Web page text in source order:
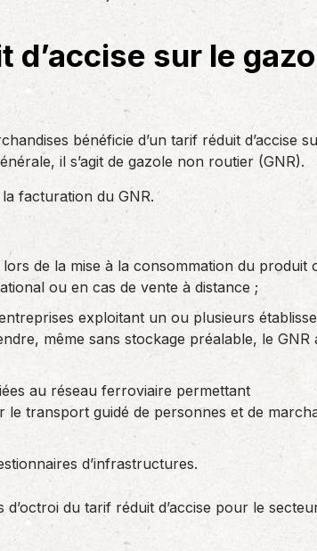
Solutions
Notre
de nos
comptabilité
sur le
bénéficie d’un tarif réduit d’accise
il s’agit de gazole non routier (GNR).
facturation du GNR.
de la mise à la consommation du produit
ou en cas de vente à distance ;
exploitant un ou plusieurs
même sans stockage préalable, le GNR
au réseau ferroviaire permettant
transport guidé de personnes et de
d’infrastructures.
du tarif réduit d’accise pour le